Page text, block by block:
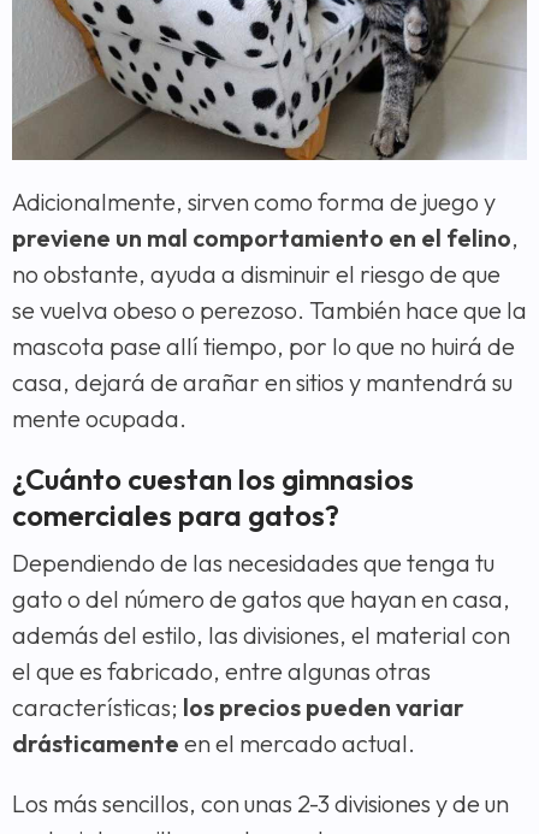
Adicionalmente, sirven como forma de juego y
previene un mal comportamiento en el felino,
no obstante, ayuda a disminuir el riesgo de que
se vuelva obeso o perezoso. También hace que la
mascota pase allí tiempo, por lo que no huirá de
casa, dejará de arañar en sitios y mantendrá su
mente ocupada.
¿Cuánto cuestan los gimnasios
comerciales para gatos?
Dependiendo de las necesidades que tenga tu
gato o del número de gatos que hayan en casa,
además del estilo, las divisiones, el material con
el que es fabricado, entre algunas otras
características; los precios pueden variar
drásticamente en el mercado actual.
Los más sencillos, con unas 2-3 divisiones y de un